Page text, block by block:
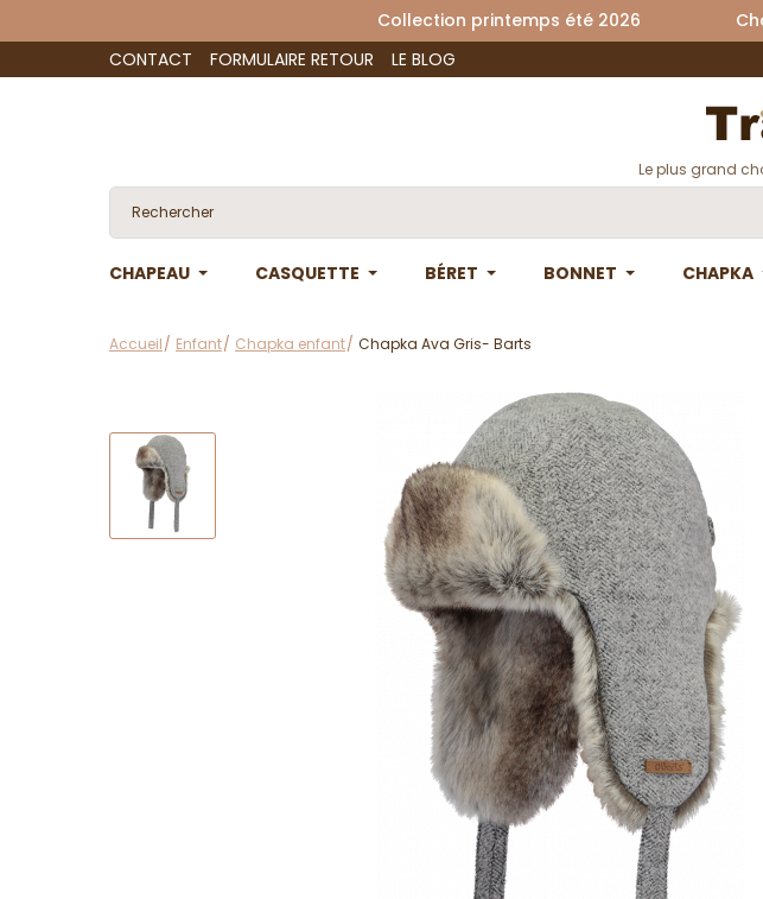
Collection printemps été
CONTACT
FORMULAIRE RETOUR LE BLOG
Le plus grand
CHAPEAU CASQUETTE BÉRET BONNET CHAPKA
Accueil Enfant Chapka enfant Chapka Ava Gris- Barts